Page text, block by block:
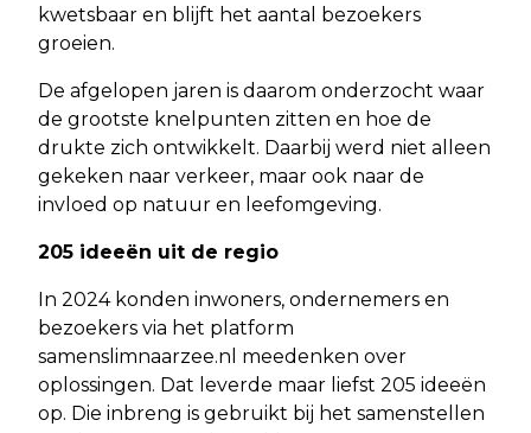
kwetsbaar en blijft het aantal bezoekers
groeien.
De afgelopen jaren is daarom onderzocht waar
de grootste knelpunten zitten en hoe de
drukte zich ontwikkelt. Daarbij werd niet alleen
gekeken naar verkeer, maar ook naar de
invloed op natuur en leefomgeving.
205 ideeën uit de regio
In 2024 konden inwoners, ondernemers en
bezoekers via het platform
samenslimnaarzee.nl meedenken over
oplossingen. Dat leverde maar liefst 205 ideeën
op. Die inbreng is gebruikt bij het samenstellen